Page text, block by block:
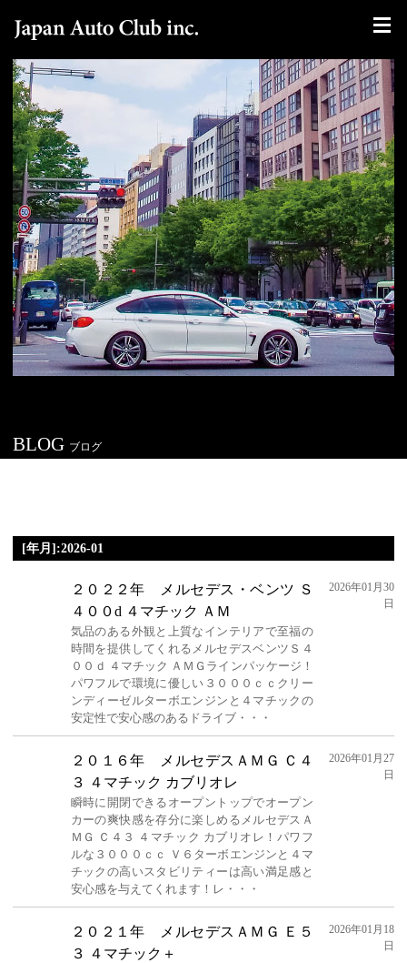
BLOG ブログ
[年月]:2026-01
２０２２年 メルセデス・ベンツ Ｓ
４００d ４マチック ＡＭ
気品のある外観と上質なインテリアで至福の
時間を提供してくれるメルセデスベンツＳ４
００ｄ ４マチック ＡＭＧラインパッケージ！
パワフルで環境に優しい３０００ｃｃクリー
ンディーゼルターボエンジンと４マチックの
安定性で安心感のあるドライブ・・・
2026年01月30
日
２０１６年 メルセデスＡＭＧ Ｃ４
３ ４マチック カブリオレ
瞬時に開閉できるオープントップでオープン
カーの爽快感を存分に楽しめるメルセデスＡ
ＭＧ Ｃ４３ ４マチック カブリオレ！パワフ
ルな３０００ｃｃ Ｖ６ターボエンジンと４マ
チックの高いスタビリティーは高い満足感と
安心感を与えてくれます！レ・・・
2026年01月27
日
２０２１年 メルセデスＡＭＧ Ｅ５
３ ４マチック＋
2026年01月18
日